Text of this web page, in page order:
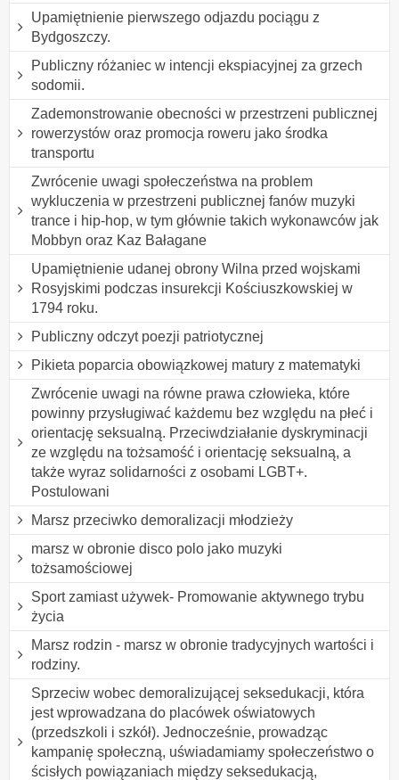
Upamiętnienie pierwszego odjazdu pociągu z
Bydgoszczy.
Publiczny różaniec w intencji ekspiacyjnej za grzech
sodomii.
Zademonstrowanie obecności w przestrzeni publicznej
rowerzystów oraz promocja roweru jako środka
transportu
Zwrócenie uwagi społeczeństwa na problem
wykluczenia w przestrzeni publicznej fanów muzyki
trance i hip-hop, w tym głównie takich wykonawców jak
Mobbyn oraz Kaz Bałagane
Upamiętnienie udanej obrony Wilna przed wojskami
Rosyjskimi podczas insurekcji Kościuszkowskiej w
1794 roku.
Publiczny odczyt poezji patriotycznej
Pikieta poparcia obowiązkowej matury z matematyki
Zwrócenie uwagi na równe prawa człowieka, które
powinny przysługiwać każdemu bez względu na płeć i
orientację seksualną. Przeciwdziałanie dyskryminacji
ze względu na tożsamość i orientację seksualną, a
także wyraz solidarności z osobami LGBT+.
Postulowani
Marsz przeciwko demoralizacji młodzieży
marsz w obronie disco polo jako muzyki
tożsamościowej
Sport zamiast używek- Promowanie aktywnego trybu
życia
Marsz rodzin - marsz w obronie tradycyjnych wartości i
rodziny.
Sprzeciw wobec demoralizującej seksedukacji, która
jest wprowadzana do placówek oświatowych
(przedszkoli i szkół). Jednocześnie, prowadząc
kampanię społeczną, uświadamiamy społeczeństwo o
ścisłych powiązaniach między seksedukacją,